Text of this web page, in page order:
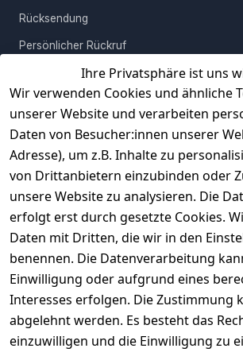
Ihre Privatsphäre ist uns
Wir verwenden Cookies und ähnliche
unserer Website und verarbeiten
Daten von Besucher:innen unserer
Adresse), um z.B. Inhalte zu
von Drittanbietern einzubinden oder
unsere Website zu analysieren. Die
erfolgt erst durch gesetzte Cookies.
Daten mit Dritten, die wir in den
benennen. Die Datenverarbeitung
Einwilligung oder aufgrund eines
Interesses erfolgen. Die Zustimmung
abgelehnt werden. Es besteht das
einzuwilligen und die Einwilligung zu
Rücksendung
Persönlicher Rückruf
Erfahrungen
Vertrag widerrufen
INFORMATIONEN
Widerrufsrecht
Datenschutz
Unser Unternehmen
Charity & Wohltätigkeit